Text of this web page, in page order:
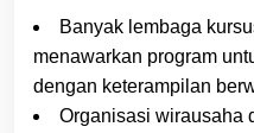
Banyak lembaga
menawarkan program
dengan keterampilan
Organisasi wirausaha